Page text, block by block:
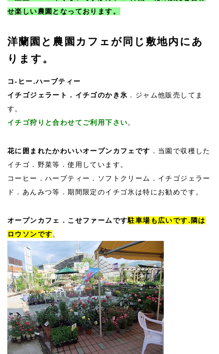
せ楽しい農園となっております。
洋蘭園と農園カフェが同じ敷地内にあ
ります。
コ-ヒー.ハーブティー
イチゴジェラート．イチゴのかき氷 ．ジャム他販売してま
す。
イチゴ狩りと合わせてご利用下さい。
花に囲まれたかわいいオープンカフェです ．当園で収穫した
イチゴ．野菜等．使用しています。
コーヒー．ハーブティー．ソフトクリーム．イチゴジェラー
ド．あんみつ等．期間限定のイチゴ氷は特にお勧めです。
オープンカフェ．こせファームです駐車場も広いです.隣は
ロウソンです。